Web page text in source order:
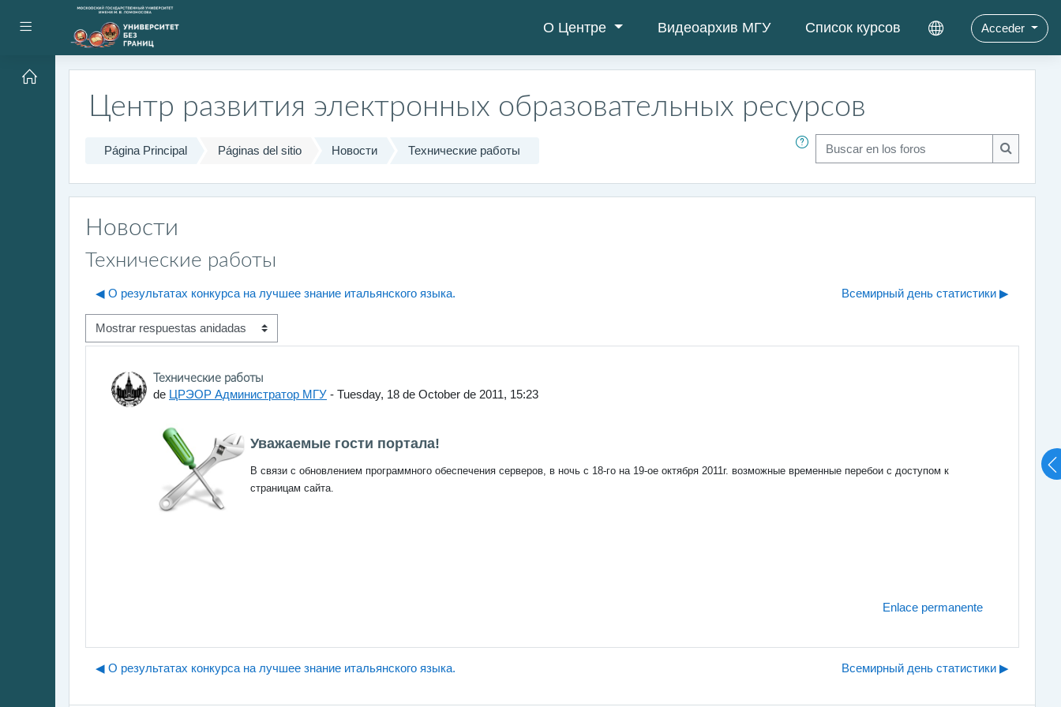
Panel lateral О Центре Видеоархив МГУ Список курсов Acceder
Salta al contenido principal
Центр развития электронных образовательных ресурсов
Página Principal Páginas del sitio Новости Технические работы Buscar en los foros
Buscar en
Новости
Технические работы
◀︎ О результатах конкурса на лучшее знание итальянского языка. Всемирный день статистики ▶︎
Mostrar modo
Технические работы
de ЦРЭОР Администратор МГУ - Tuesday, 18 de October de 2011, 15:23
Número de respuestas: 0
Уважаемые гости портала!
В связи с обновлением программного обеспечения серверов, в ночь с 18-го на 19-ое октября 2011г. возможные временные перебои с доступом к
страницам сайта.
Enlace permanente
◀︎ О результатах конкурса на лучшее знание итальянского языка. Всемирный день статистики ▶︎